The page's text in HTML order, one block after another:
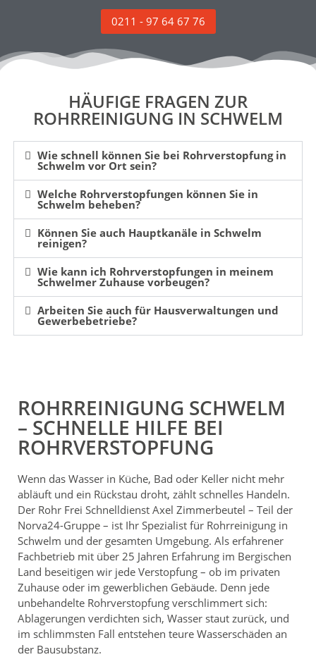
0211 - 97 64 67 76
HÄUFIGE FRAGEN ZUR
ROHRREINIGUNG IN SCHWELM
Wie schnell können Sie bei Rohrverstopfung in
Schwelm vor Ort sein?
Welche Rohrverstopfungen können Sie in
Schwelm beheben?
Können Sie auch Hauptkanäle in Schwelm
reinigen?
Wie kann ich Rohrverstopfungen in meinem
Schwelmer Zuhause vorbeugen?
Arbeiten Sie auch für Hausverwaltungen und
Gewerbebetriebe?
ROHRREINIGUNG SCHWELM
– SCHNELLE HILFE BEI
ROHRVERSTOPFUNG
Wenn das Wasser in Küche, Bad oder Keller nicht mehr
abläuft und ein Rückstau droht, zählt schnelles Handeln.
Der Rohr Frei Schnelldienst Axel Zimmerbeutel – Teil der
Norva24-Gruppe – ist Ihr Spezialist für Rohrreinigung in
Schwelm und der gesamten Umgebung. Als erfahrener
Fachbetrieb mit über 25 Jahren Erfahrung im Bergischen
Land beseitigen wir jede Verstopfung – ob im privaten
Zuhause oder im gewerblichen Gebäude. Denn jede
unbehandelte Rohrverstopfung verschlimmert sich:
Ablagerungen verdichten sich, Wasser staut zurück, und
im schlimmsten Fall entstehen teure Wasserschäden an
der Bausubstanz.